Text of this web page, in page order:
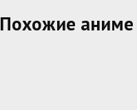
Похожие аниме